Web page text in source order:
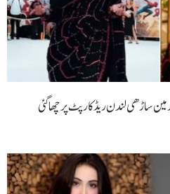
لندن ریڈ کارپٹ پر چھا گئی